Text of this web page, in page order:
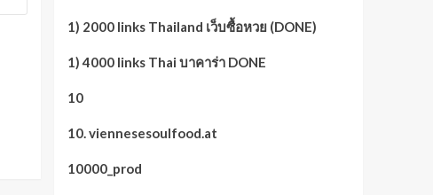
1) 2000 links Thailand เว็บซื้อหวย (DONE)
1) 4000 links Thai บาคาร่า DONE
10
10. viennesesoulfood.at
10000_prod